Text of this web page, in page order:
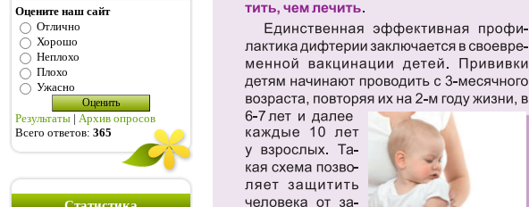
Оцените наш сайт
Отлично
Хорошо
Неплохо
Плохо
Ужасно
Результаты | Архив опросов
Всего ответов: 365